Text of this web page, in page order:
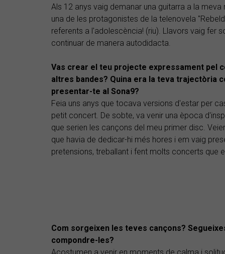
Als 12 anys vaig demanar una guitarra a la
una de les protagonistes de la telenovela
referents a l'adolescència! (riu). Llavors vaig fer
continuar de manera autodidacta.
Vas crear el teu projecte expressament pel
altres bandes? Quina era la teva trajectòria
presentar-te al Sona9?
Feia uns anys que tocava versions d'estar per
petit concert. De sobte, va venir una època
que serien les cançons del meu primer disc.
que havia de dedicar-hi més hores i em vaig
pretensions, treballant i fent molts concerts que
Com sorgeixen les teves cançons?
compondre-les?